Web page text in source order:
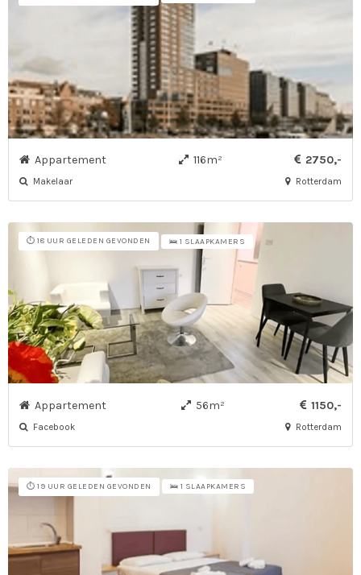
Appartement 116m² 2750,-
Makelaar Rotterdam
⏱️ 18 UUR GELEDEN GEVONDEN 🛌 1 SLAAPKAMERS
Appartement 56m² 1150,-
Facebook Rotterdam
⏱️ 19 UUR GELEDEN GEVONDEN 🛌 1 SLAAPKAMERS